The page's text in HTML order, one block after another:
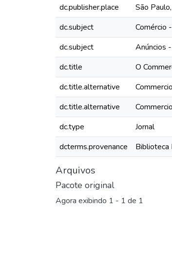
dc.publisher.place
São
dc.subject
Comércio
dc.subject
Anúncios
dc.title
O
dc.title.alternative
dc.title.alternative
dc.type
Jornal
dcterms.provenance
Biblioteca
Arquivos
Pacote original
Agora exibindo 1 - 1 de 1